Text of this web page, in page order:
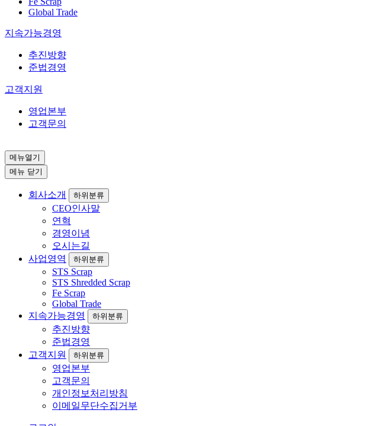
Global Trade
지속가능경영
추진방향
준법경영
고객지원
영업본부
고객문의
메뉴열기
메뉴 닫기
회사소개 하위분류
CEO인사말
연혁
경영이념
오시는길
사업영역
하위분류
STS Scrap
STS Shredded Scrap
Fe Scrap
Global Trade
지속가능경영
하위분류
추진방향
준법경영
고객지원
하위분류
영업본부
고객문의
개인정보처리방침
이메일무단수집거부